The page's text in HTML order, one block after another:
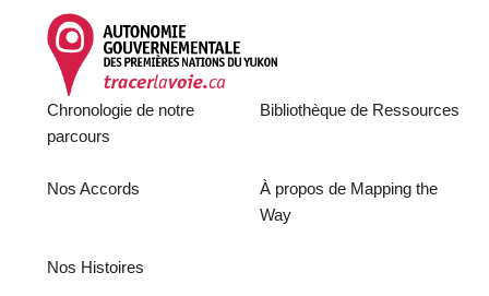
Footer
Chronologie de notre
parcours
Nos Accords
Nos Histoires
Bibliothèque de Ressources
À propos de Mapping the
Way